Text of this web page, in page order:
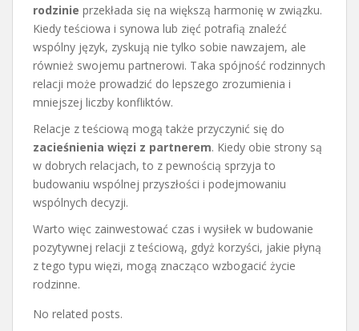
rodzinie przekłada się na większą harmonię w związku.
Kiedy teściowa i synowa lub zięć potrafią znaleźć
wspólny język, zyskują nie tylko sobie nawzajem, ale
również swojemu partnerowi. Taka spójność rodzinnych
relacji może prowadzić do lepszego zrozumienia i
mniejszej liczby konfliktów.
Relacje z teściową mogą także przyczynić się do
zacieśnienia więzi z partnerem. Kiedy obie strony są
w dobrych relacjach, to z pewnością sprzyja to
budowaniu wspólnej przyszłości i podejmowaniu
wspólnych decyzji.
Warto więc zainwestować czas i wysiłek w budowanie
pozytywnej relacji z teściową, gdyż korzyści, jakie płyną
z tego typu więzi, mogą znacząco wzbogacić życie
rodzinne.
No related posts.